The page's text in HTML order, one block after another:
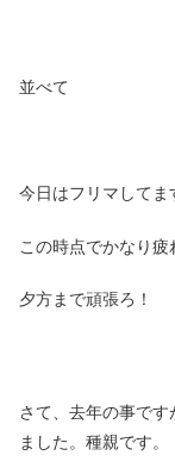
並べて
今日はフリマしてま
この時点でかなり疲
夕方まで頑張ろ！
さて、去年の事で
ました。 種親です。